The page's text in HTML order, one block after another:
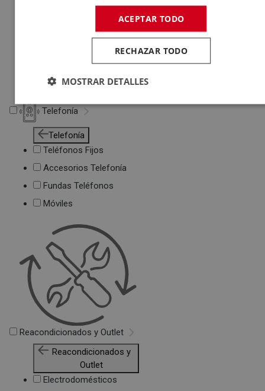
Equipos de Música
Juguetes
Telefonía
Telefonía
Teléfonos Fijos
Accesorios Telefonía
Fundas Teléfonos
Móviles
Reacondicionados y Outlet
Reacondicionados y
Outlet
Electrodomésticos
ACEPTAR TODO
RECHAZAR TODO
MOSTRAR DETALLES